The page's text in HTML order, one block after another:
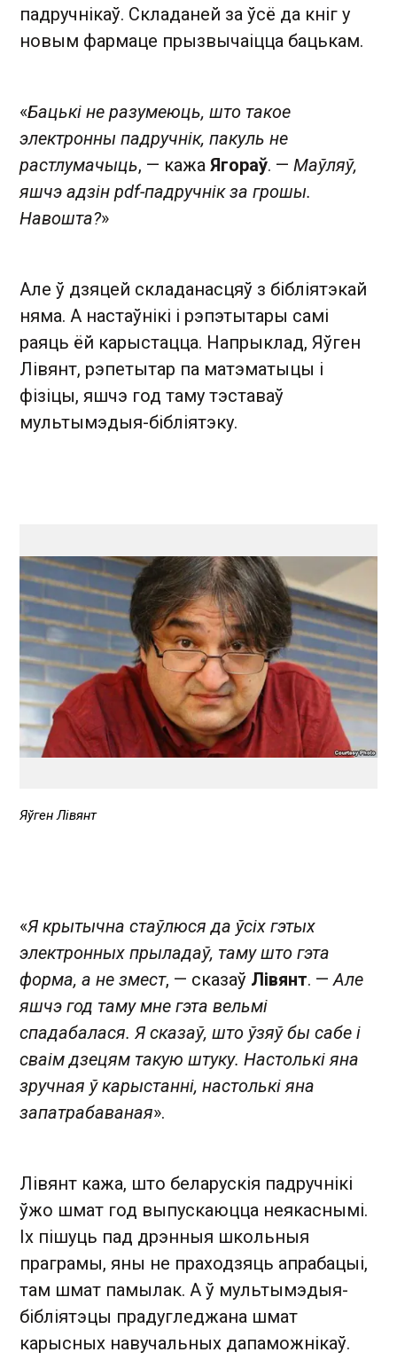
падручнікаў. Складаней за ўсё да кніг у
новым фармаце прызвычаіцца бацькам.
«Бацькі не разумеюць, што такое
электронны падручнік, пакуль не
растлумачыць, — кажа Ягораў. — Маўляў,
яшчэ адзін pdf-падручнік за грошы.
Навошта?»
Але ў дзяцей складанасцяў з бібліятэкай
няма. А настаўнікі і рэпэтытары самі
раяць ёй карыстацца. Напрыклад, Яўген
Лівянт, рэпетытар па матэматыцы і
фізіцы, яшчэ год таму тэставаў
мультымэдыя-бібліятэку.
Яўген Лівянт
«Я крытычна стаўлюся да ўсіх гэтых
электронных прыладаў, таму што гэта
форма, а не змест, — сказаў Лівянт. —Але
яшчэ год таму мне гэта вельмі
спадабалася. Я сказаў, што ўзяў бы сабе і
сваім дзецям такую штуку. Настолькі яна
зручная ў карыстанні, настолькі яна
запатрабаваная».
Лівянт кажа, што беларускія падручнікі
ўжо шмат год выпускаюцца неякаснымі.
Іх пішуць пад дрэнныя школьныя
праграмы, яны не праходзяць апрабацыі,
там шмат памылак. А ў мультымэдыя-
бібліятэцы прадугледжана шмат
карысных навучальных дапаможнікаў.